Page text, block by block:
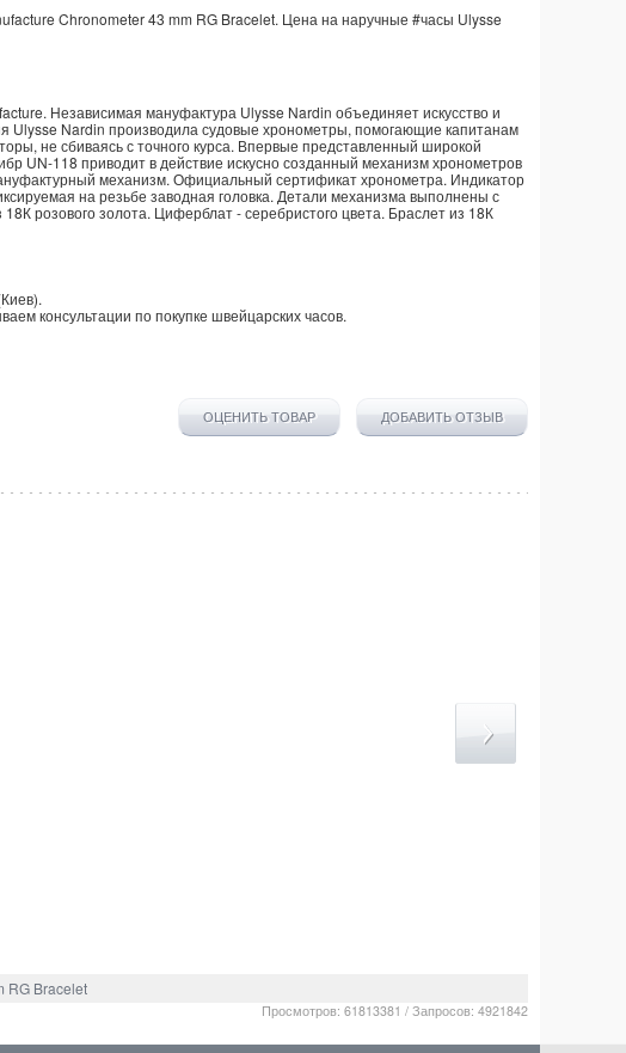
Chronometer 43 mm RG Bracelet. Цена на наручные #часы Ulysse
Независимая мануфактура Ulysse Nardin объединяет искусство и
Ulysse Nardin производила судовые хронометры, помогающие капитанам
не сбиваясь с точного курса. Впервые представленный широкой
UN-118 приводит в действие искусно созданный механизм хронометров
механизм. Официальный сертификат хронометра. Индикатор
на резьбе заводная головка. Детали механизма выполнены с
розового золота. Циферблат - серебристого цвета. Браслет из 18К
Киев).
консультации по покупке швейцарских часов.
ОЦЕНИТЬ ТОВАР ДОБАВИТЬ ОТЗЫВ
RG Bracelet
Просмотров: 61813381 / Запросов: 4921842